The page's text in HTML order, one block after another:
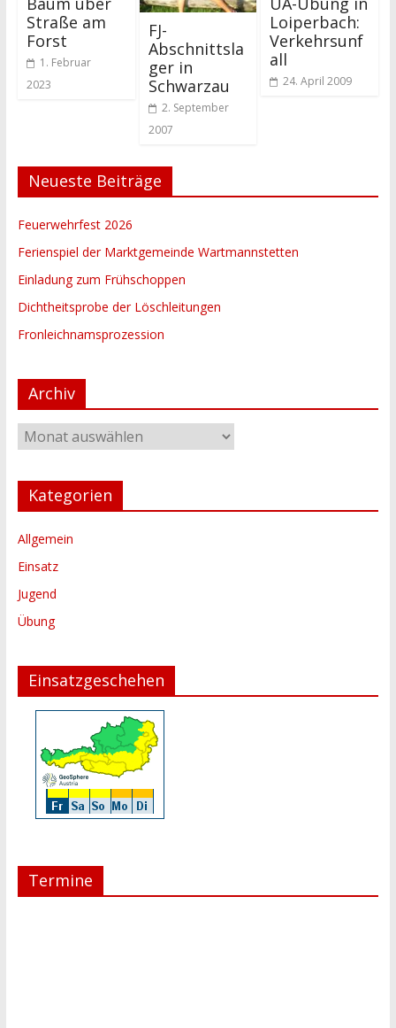
Straße am
Forst
1. Februar
2023
FJ-
Abschnittsla
ger in
Schwarzau
2. September
2007
Loiperbach:
Verkehrsunf
all
24. April 2009
Neueste Beiträge
Feuerwehrfest 2026
Ferienspiel der Marktgemeinde Wartmannstetten
Einladung zum Frühschoppen
Dichtheitsprobe der Löschleitungen
Fronleichnamsprozession
Archiv
Archiv
Kategorien
Allgemein
Einsatz
Jugend
Übung
Einsatzgeschehen
Termine